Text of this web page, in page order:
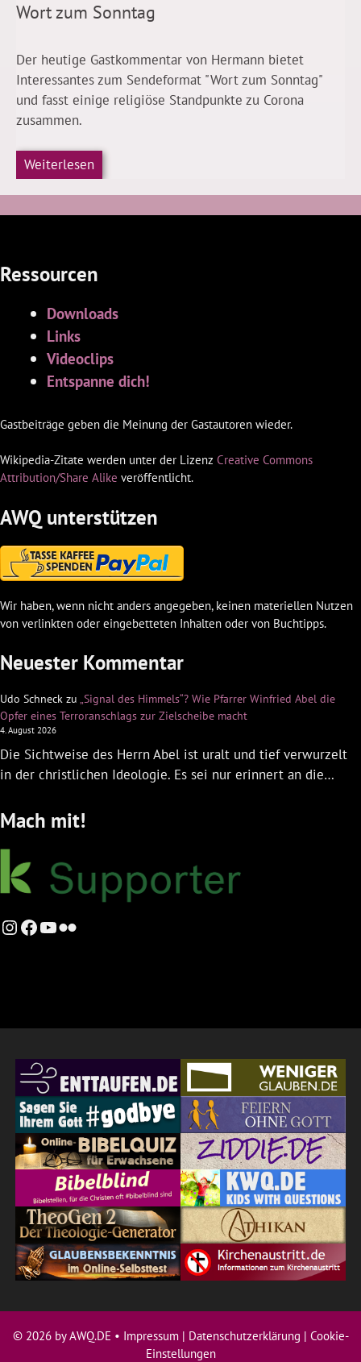
Wort zum Sonntag
Der heutige Gastkommentar von Hermann bietet
Interessantes zum Sendeformat "Wort zum Sonntag"
und fasst einige religiöse Standpunkte zu Corona
zusammen.
Weiterlesen
Ressourcen
Downloads
Links
Videoclips
Entspanne dich!
Gastbeiträge geben die Meinung der Gastautoren wieder.
Wikipedia-Zitate werden unter der Lizenz Creative Commons
Attribution/Share Alike veröffentlicht.
AWQ unterstützen
Wir haben, wenn nicht anders angegeben, keinen materiellen Nutzen
von verlinkten oder eingebetteten Inhalten oder von Buchtipps.
Neuester Kommentar
Udo Schneck zu „Signal des Himmels“? Wie Pfarrer Winfried Abel die
Opfer eines Terroranschlags zur Zielscheibe macht
4. August 2026
Die Sichtweise des Herrn Abel ist uralt und tief verwurzelt
in der christlichen Ideologie. Es sei nur erinnert an die…
Mach mit!
Instagram
Facebook
YouTube
Flickr
© 2026 by AWQ.DE • Impressum| Datenschutzerklärung | Cookie-
Einstellungen